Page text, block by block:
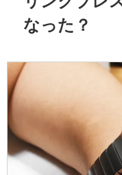
なった？